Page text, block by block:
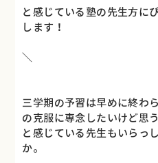
と感じている塾の先生方に
します！
＼
三学期の予習は早めに終わ
の克服に専念したいけど思
と感じている先生もいらっ
か。